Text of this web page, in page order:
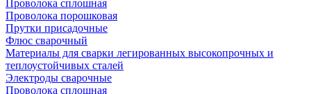
Проволока сплошная
Проволока порошковая
Прутки присадочные
Флюс сварочный
Материалы для сварки легированных высокопрочных и
теплоустойчивых сталей
Электроды сварочные
Проволока сплошная